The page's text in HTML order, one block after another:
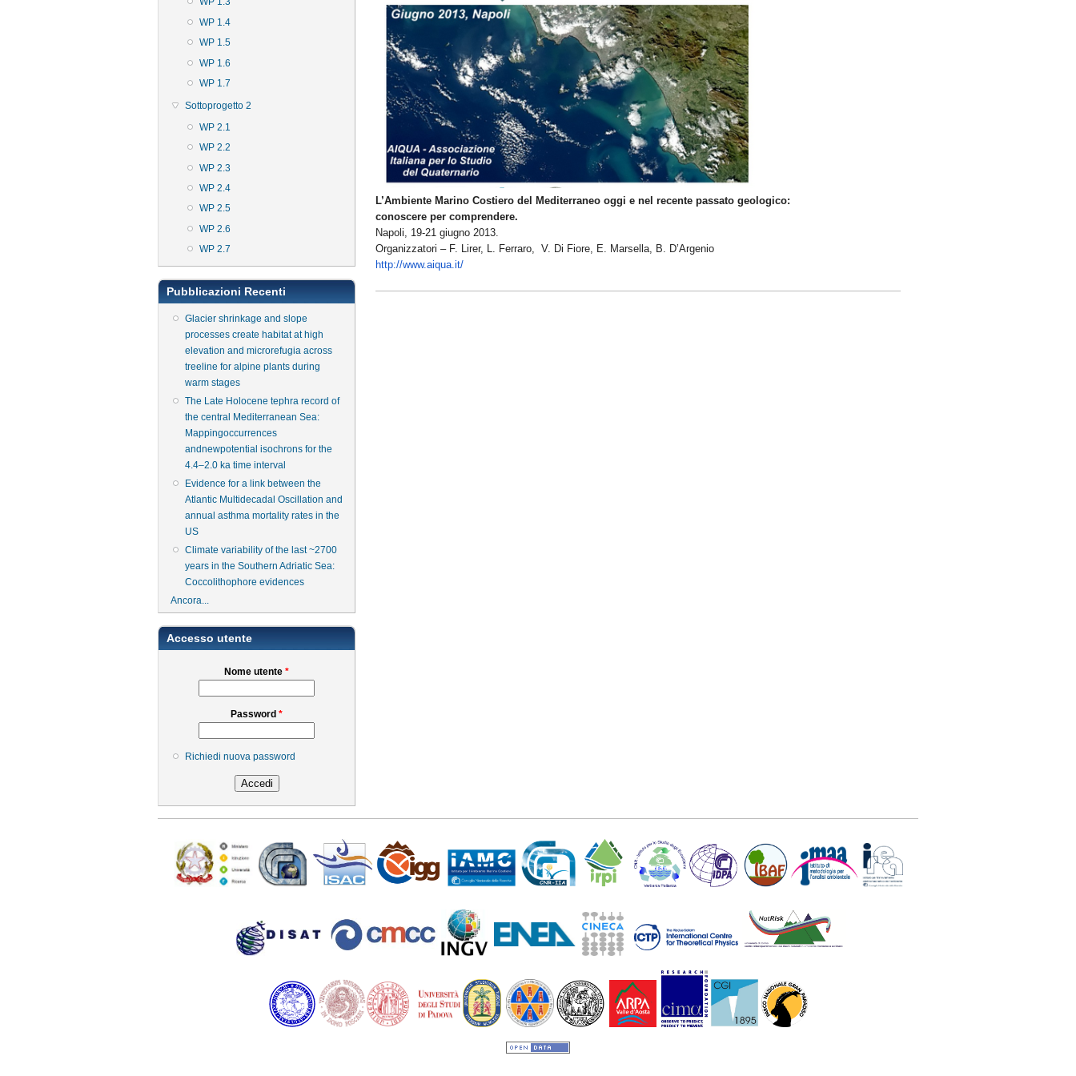
WP 1.4
WP 1.5
WP 1.6
WP 1.7
Sottoprogetto 2
WP 2.1
WP 2.2
WP 2.3
WP 2.4
WP 2.5
WP 2.6
WP 2.7
Pubblicazioni Recenti
Glacier shrinkage and slope
processes create habitat at high
elevation and microrefugia across
treeline for alpine plants during
warm stages
The Late Holocene tephra record of
the central Mediterranean Sea:
Mappingoccurrences
andnewpotential isochrons for the
4.4–2.0 ka time interval
Evidence for a link between the
Atlantic Multidecadal Oscillation and
annual asthma mortality rates in the
US
Climate variability of the last ~2700
years in the Southern Adriatic Sea:
Coccolithophore evidences
Ancora...
Accesso utente
Nome utente *
Password *
Richiedi nuova password
L’Ambiente Marino Costiero del Mediterraneo oggi e nel recente passato geologico:
conoscere per comprendere.
Napoli, 19-21 giugno 2013.
Organizzatori – F. Lirer, L. Ferraro, V. Di Fiore, E. Marsella, B. D’Argenio
http://www.aiqua.it/